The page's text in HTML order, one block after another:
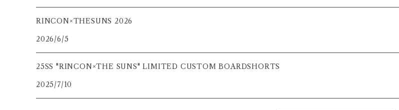
RINCON×THESUNS 2026
2026/6/5
25SS "RINCON×THE SUNS" LIMITED CUSTOM BOARDSHORTS
2025/7/10